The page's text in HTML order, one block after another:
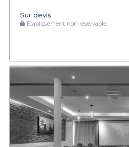
Sur devis
Établissement non réservable